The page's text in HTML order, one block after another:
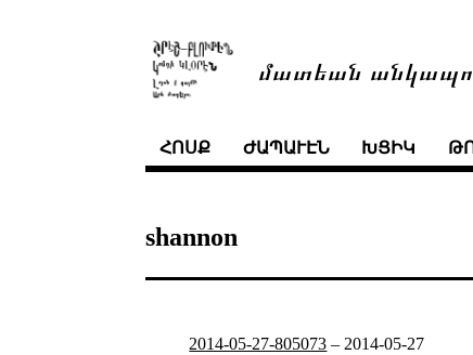
մատեան
ՀՈՍՔ ԺԱՊԱՒԷՆ ԽՑԻԿ
shannon
2014-05-27-805073 – 2014-05-27